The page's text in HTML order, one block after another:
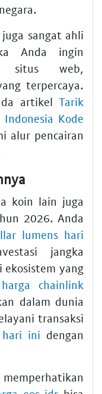
sangat ahli
Anda ingin
situs web,
terpercaya.
artikel Tarik
Kode
alur pencairan
koin lain juga
2026. Anda
lumens hari
jangka
ekosistem yang
harga chainlink
dalam dunia
transaksi
hari ini dengan